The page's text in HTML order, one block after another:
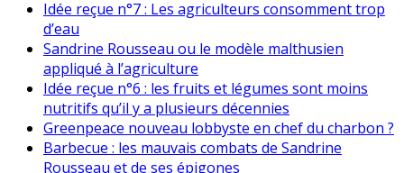
Idée reçue n°7 : Les agriculteurs consomment trop
d’eau
Sandrine Rousseau ou le modèle malthusien
appliqué à l’agriculture
Idée reçue n°6 : les fruits et légumes sont moins
nutritifs qu’il y a plusieurs décennies
Greenpeace nouveau lobbyste en chef du charbon ?
Barbecue : les mauvais combats de Sandrine
Rousseau et de ses épigones